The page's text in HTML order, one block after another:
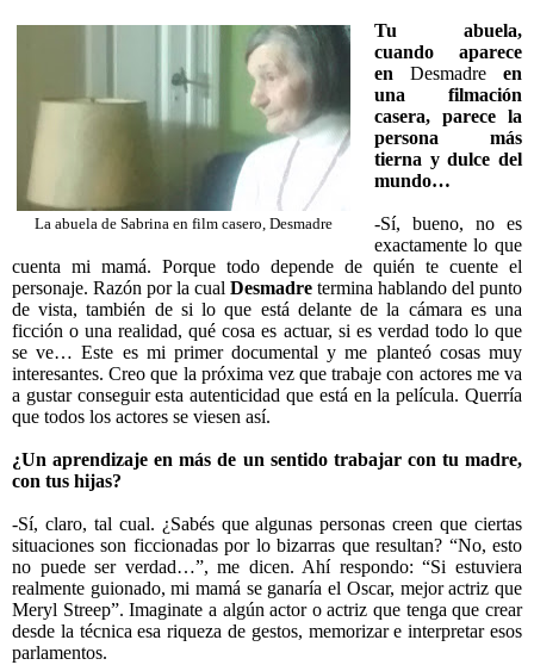
La abuela de Sabrina en film casero, Desmadre
Tu abuela,
cuando aparece
enDesmadreen
una filmación
casera, parece la
persona más
tierna y dulce del
mundo…
-Sí, bueno, no es
exactamente lo que
cuenta mi mamá. Porque todo depende de quién te cuente el
personaje. Razón por la cual Desmadre termina hablando del punto
de vista, también de si lo que está delante de la cámara es una
ficción o una realidad, qué cosa es actuar, si es verdad todo lo que
se ve… Este es mi primer documental y me planteó cosas muy
interesantes. Creo que la próxima vez que trabaje con actores me va
a gustar conseguir esta autenticidad que está en la película. Querría
que todos los actores se viesen así.
¿Un aprendizaje en más de un sentido trabajar con tu madre,
con tus hijas?
-Sí, claro, tal cual. ¿Sabés que algunas personas creen que ciertas
situaciones son ficcionadas por lo bizarras que resultan? “No, esto
no puede ser verdad…”, me dicen. Ahí respondo: “Si estuviera
realmente guionado, mi mamá se ganaría el Oscar, mejor actriz que
Meryl Streep”. Imaginate a algún actor o actriz que tenga que crear
desde la técnica esa riqueza de gestos, memorizar e interpretar esos
parlamentos.